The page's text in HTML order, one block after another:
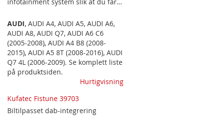
infotainment system slik at du får
infotainment system. Passer
følgende bilmodeller: AUDI MMED
MMI 2G-SYSTEM. PASSER OGSÅ
MODELLER MED LYDPAKKE B&O OG
GIR BEDRE LYD ENN NORDAB.
AUDI, AUDI A4, AUDI A5, AUDI A6,
AUDI A8, AUDI Q7, AUDI A6 C6
(2005-2008), AUDI A4 B8 (2008-
2015), AUDI A5 8T (2008-2016), AUDI
Q7 4L (2006-2009). Se komplett liste
på produktsiden.
Hurtigvisning
Kufatec Fistune 39703
Biltilpasset dab-integrering